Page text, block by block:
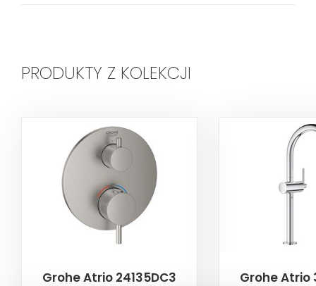
PRODUKTY Z KOLEKCJI
Grohe Atrio 24135DC3 Grohe Atrio